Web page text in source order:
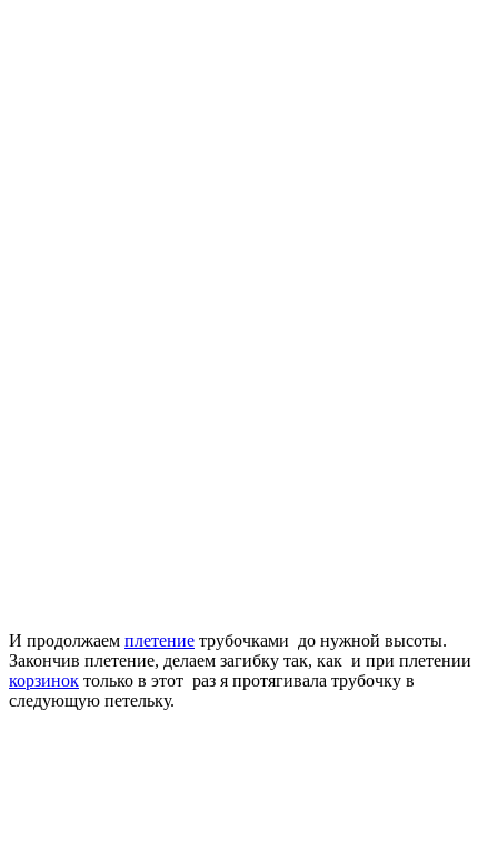
И продолжаем плетение трубочками до нужной высоты.
Закончив плетение, делаем загибку так, как и при плетении
корзинок только в этот раз я протягивала трубочку в
следующую петельку.